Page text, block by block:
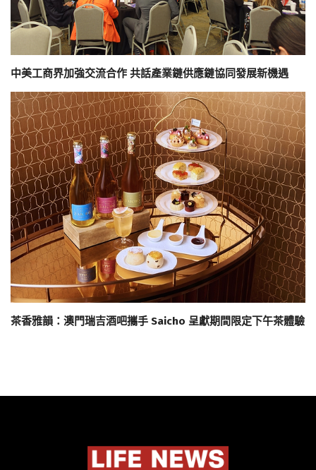
中美工商界加強交流合作 共話產業鏈供應鏈協同發展新機遇
茶香雅韻：澳門瑞吉酒吧攜手 Saicho 呈獻期間限定下午茶體驗